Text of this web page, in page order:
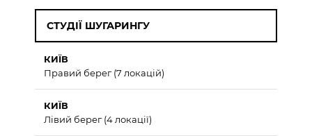
СТУДІЇ ШУГАРИНГУ
КИЇВ
Правий берег (7 локацій)
КИЇВ
Лівий берег (4 локації)